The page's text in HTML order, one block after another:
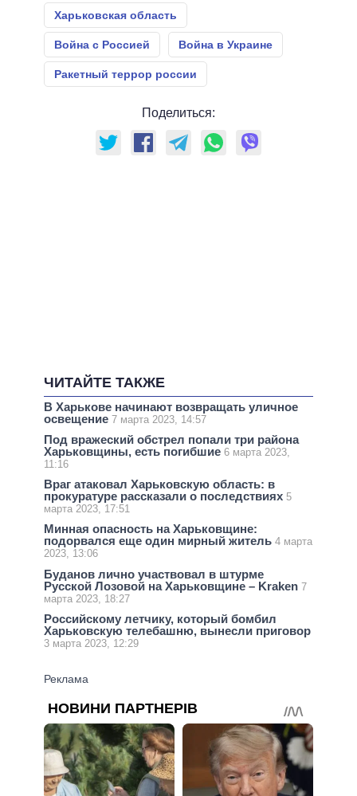
Харьковская область
Война с Россией Война в Украине
Ракетный террор россии
Поделиться:
ЧИТАЙТЕ ТАКЖЕ
В Харькове начинают возвращать уличное
освещение 7 марта 2023, 14:57
Под вражеский обстрел попали три района
Харьковщины, есть погибшие 6 марта 2023,
11:16
Враг атаковал Харьковскую область: в
прокуратуре рассказали о последствиях 5
марта 2023, 17:51
Минная опасность на Харьковщине:
подорвался еще один мирный житель 4 марта
2023, 13:06
Буданов лично участвовал в штурме
Русской Лозовой на Харьковщине – Kraken 7
марта 2023, 18:27
Российскому летчику, который бомбил
Харьковскую телебашню, вынесли приговор
3 марта 2023, 12:29